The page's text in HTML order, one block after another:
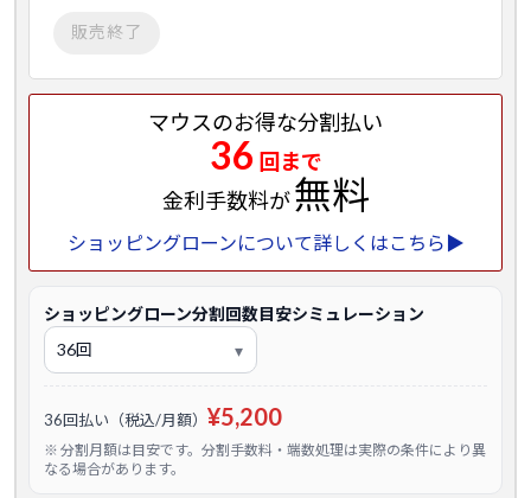
販売終了
マウスのお得な分割払い
36 回まで
金利手数料が無料
ショッピングローンについて詳しくはこちら▶
ショッピングローン分割回数目安シミュレーション
36回払い（税込/月額） ¥5,200
※ 分割月額は目安です。分割手数料・端数処理は実際の条件により異
なる場合があります。